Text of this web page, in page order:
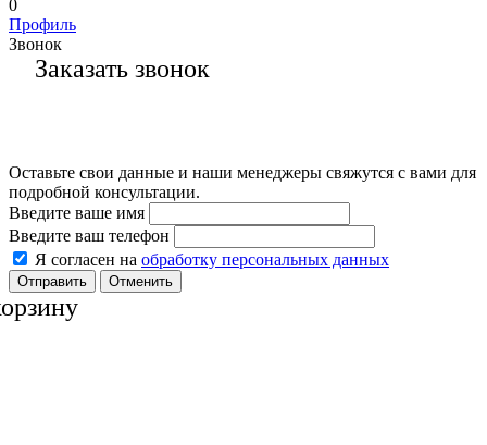
0
Профиль
Звонок
Заказать звонок
Оставьте свои данные и наши менеджеры свяжутся с вами для
подробной консультации.
Введите ваше имя
Введите ваш телефон
Я согласен на обработку персональных данных
Отменить